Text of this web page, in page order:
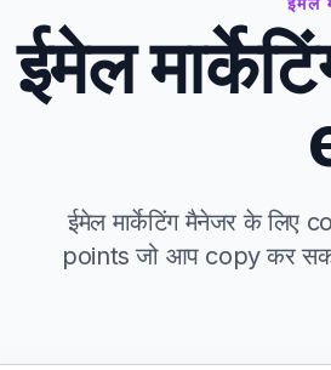
ईमेल
ईमेल मार्केटिंग मैनेजर के
points जो आप copy कर